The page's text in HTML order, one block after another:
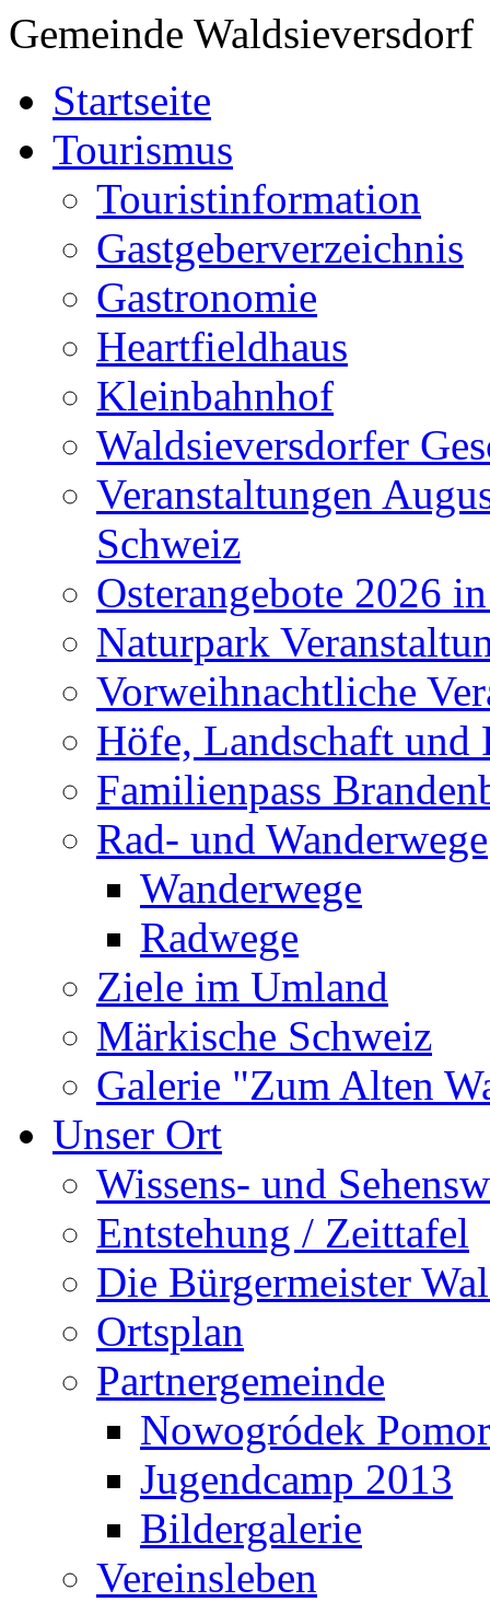
Gemeinde Waldsieversdorf
Startseite
Tourismus
Touristinformation
Gastgeberverzeichnis
Gastronomie
Heartfieldhaus
Kleinbahnhof
Waldsieversdorfer
Veranstaltungen
Schweiz
Osterangebote 2026
Naturpark
Vorweihnachtliche
Höfe, Landschaft und
Familienpass
Rad- und Wanderwege
Wanderwege
Radwege
Ziele im Umland
Märkische Schweiz
Galerie "Zum Alten
Unser Ort
Wissens- und
Entstehung / Zeittafel
Die Bürgermeister
Ortsplan
Partnergemeinde
Nowogródek
Jugendcamp 2013
Bildergalerie
Vereinsleben